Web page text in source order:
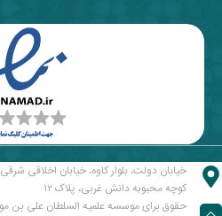
خیابان دولت، بلوار کاوه، خیابان اخلاقی
کوچه محبوبه دانش غربی، پلاک ۱۲
حقوق برای موسسه علمیه السلطان علی بن